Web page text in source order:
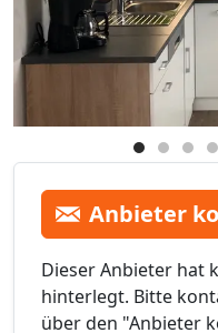
Anbieter
Dieser Anbieter hat
hinterlegt. Bitte
über den "Anbieter